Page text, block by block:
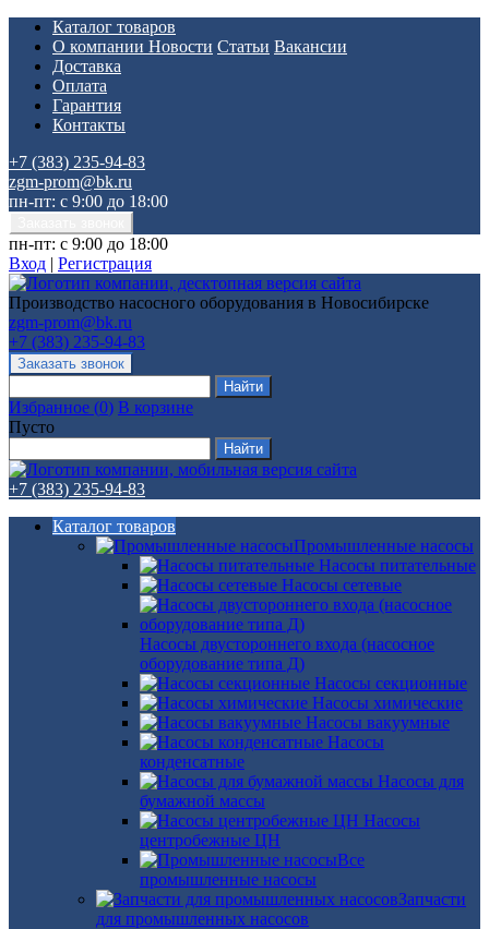
Каталог товаров
О компании Новости Статьи Вакансии
Доставка
Оплата
Гарантия
Контакты
+7 (383) 235-94-83
zgm-prom@bk.ru
пн-пт: с 9:00 до 18:00
пн-пт: с 9:00 до 18:00
Вход | Регистрация
Производство насосного оборудования в Новосибирске
zgm-prom@bk.ru
+7 (383) 235-94-83
Избранное (0) В корзине
Пусто
+7 (383) 235-94-83
Каталог товаров
Промышленные насосы
Насосы питательные
Насосы сетевые
Насосы двустороннего входа (насосное
оборудование типа Д)
Насосы секционные
Насосы химические
Насосы вакуумные
Насосы
конденсатные
Насосы для
бумажной массы
Насосы
центробежные ЦН
Все
промышленные насосы
Запчасти
для промышленных насосов